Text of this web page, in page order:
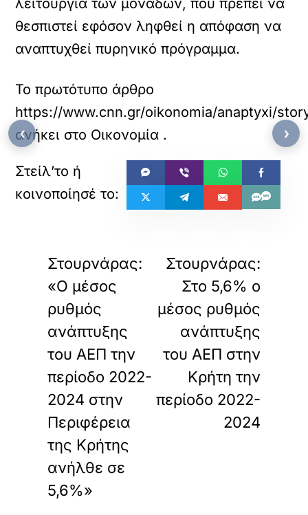
λειτουργία των μονάδων, που πρέπει να
θεσπιστεί εφόσον ληφθεί η απόφαση να
αναπτυχθεί πυρηνικό πρόγραμμα.
Το πρωτότυπο άρθρο
https://www.cnn.gr/oikonomia/anaptyxi/
ανήκει στο Οικονομία .
Στουρνάρας:
«Ο μέσος
ρυθμός
ανάπτυξης
του ΑΕΠ την
περίοδο 2022-
2024 στην
Περιφέρεια
της Κρήτης
ανήλθε σε
5,6%»
Στουρνάρας:
Στο 5,6% ο
μέσος ρυθμός
ανάπτυξης
του ΑΕΠ στην
Κρήτη την
περίοδο 2022-
2024
‹ ›